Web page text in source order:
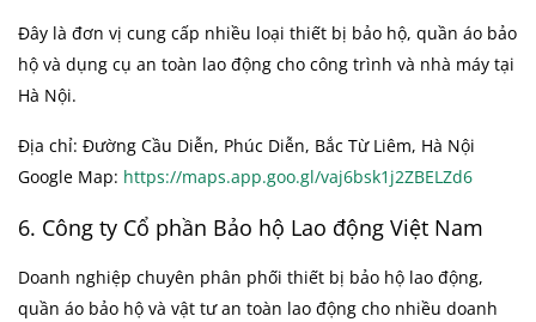
Đây là đơn vị cung cấp nhiều loại thiết bị bảo hộ, quần áo bảo
hộ và dụng cụ an toàn lao động cho công trình và nhà máy tại
Hà Nội.
Địa chỉ: Đường Cầu Diễn, Phúc Diễn, Bắc Từ Liêm, Hà Nội
Google Map: https://maps.app.goo.gl/vaj6bsk1j2ZBELZd6
6. Công ty Cổ phần Bảo hộ Lao động Việt Nam
Doanh nghiệp chuyên phân phối thiết bị bảo hộ lao động,
quần áo bảo hộ và vật tư an toàn lao động cho nhiều doanh